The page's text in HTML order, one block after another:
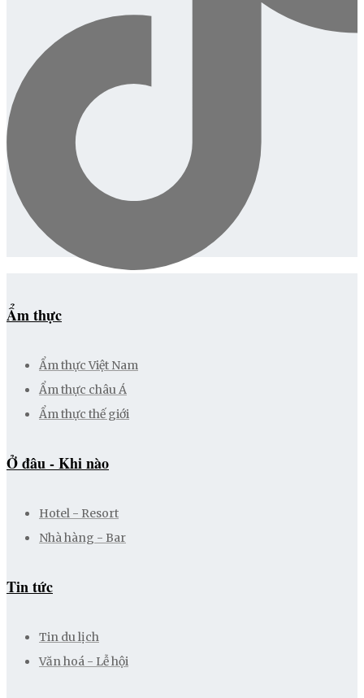
Ẩm thực
Ẩm thực Việt Nam
Ẩm thực châu Á
Ẩm thực thế giới
Ở đâu - Khi nào
Hotel - Resort
Nhà hàng - Bar
Tin tức
Tin du lịch
Văn hoá - Lễ hội